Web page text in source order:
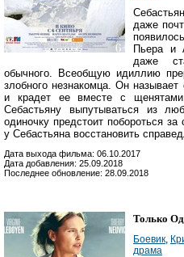
даже
Пьера и
даже
обычного. Всеобщую идиллию
злобного незнакомца. Он
и крадет ее вместе с
Себастьяну выпутываться из
одиночку предстоит побороться
у Себастьяна восстановить
Дата выхода фильма: 06.10.2017
Дата добавления: 25.09.2018
Последнее обновление: 28.09.2018
Только
Боевик,
драма